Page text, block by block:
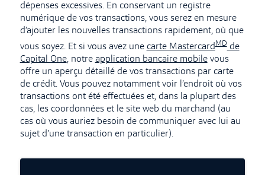
dépenses excessives. En conservant un registre
numérique de vos transactions, vous serez en mesure
d’ajouter les nouvelles transactions rapidement, où que
vous soyez. Et si vous avez une carte MastercardMDde
Capital One, notre application bancaire mobilevous
offre un aperçu détaillé de vos transactions par carte
de crédit. Vous pouvez notamment voir l’endroit où vos
transactions ont été effectuées et, dans la plupart des
cas, les coordonnées et le site web du marchand (au
cas où vous auriez besoin de communiquer avec lui au
sujet d’une transaction en particulier).